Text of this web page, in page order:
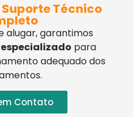
Técnico
alugar, garantimos
para
adequado dos
Contato